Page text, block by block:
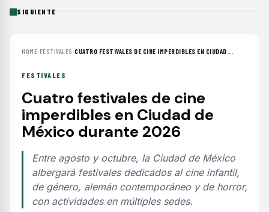
SIGUIENTE
HOME›FESTIVALES ›CUATRO FESTIVALES DE CINE IMPERDIBLES EN CIUDAD...
FESTIVALES
Cuatro festivales de cine
imperdibles en Ciudad de
México durante 2026
Entre agosto y octubre, la Ciudad de México
albergará festivales dedicados al cine infantil,
de género, alemán contemporáneo y de horror,
con actividades en múltiples sedes.